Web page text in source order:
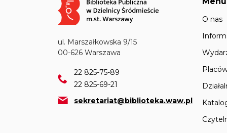
ul. Marszałkowska 9/15
00-626 Warszawa
22 825-75-89
22 825-69-21
sekretariat@biblioteka.waw.pl
O nas